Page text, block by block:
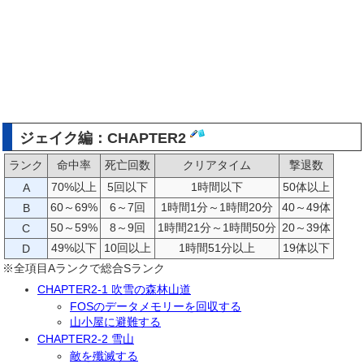
ジェイク編：CHAPTER2
ランク 命中率 死亡回数 クリアタイム
撃退数
A
70%以上 5回以下 1時間以下
50体以上
B
60～69% 6～7回 1時間1分～1時間20分
40～49体
C
50～59% 8～9回 1時間21分～1時間50分 20～39体
D
49%以下 10回以上 1時間51分以上
19体以下
※全項目Aランクで総合Sランク
CHAPTER2-1 吹雪の森林山道
FOSのデータメモリーを回収する
山小屋に避難する
CHAPTER2-2 雪山
敵を殲滅する